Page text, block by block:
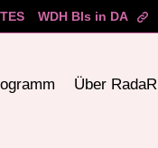
WDH BIs in DA
Über RadaR